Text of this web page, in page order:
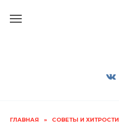
ГЛАВНАЯ » СОВЕТЫ И ХИТРОСТИ